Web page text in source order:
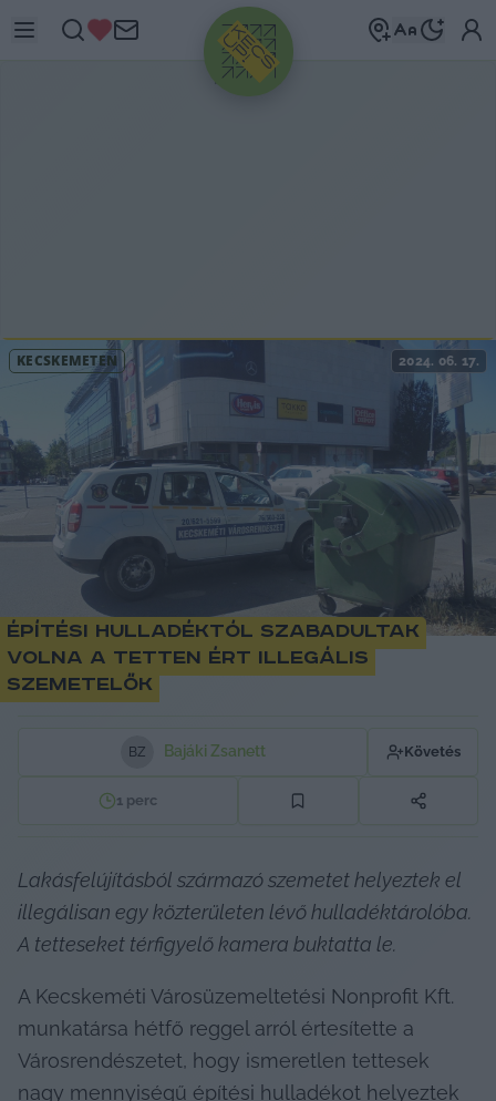
HIRDETÉS
KECSKEMÉTEN 2024. 06. 17.
Építési hulladéktól szabadultak
volna a tetten ért illegális
szemetelők
BZ Bajáki Zsanett Követés
1 perc
Lakásfelújításból származó szemetet helyeztek el
illegálisan egy közterületen lévő hulladéktárolóba.
A tetteseket térfigyelő kamera buktatta le.
A Kecskeméti Városüzemeltetési Nonprofit Kft.
munkatársa hétfő reggel arról értesítette a
Városrendészetet, hogy ismeretlen tettesek
nagy mennyiségű építési hulladékot helyeztek